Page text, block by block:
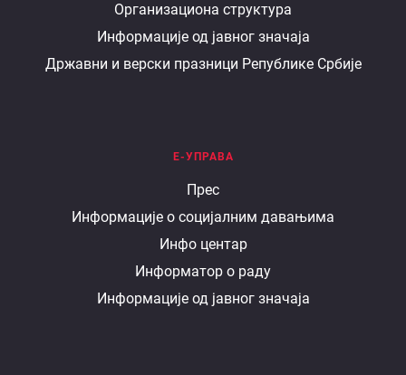
министарству
Организациона структура
Информације од јавног значаја
Државни и верски празници Републике Србије
Е-УПРАВА
Прес
Информације о социјалним давањима
Инфо центар
Информатор о раду
Информације од јавног значаја